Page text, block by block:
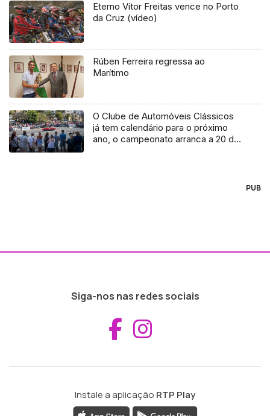
Eterno Vítor Freitas vence no Porto
da Cruz (vídeo)
Rúben Ferreira regressa ao
Marítimo
O Clube de Automóveis Clássicos
já tem calendário para o próximo
ano, o campeonato arranca a 20 de
PUB
Siga-nos nas redes sociais
Aceder ao
Instale a aplicação RTP Play